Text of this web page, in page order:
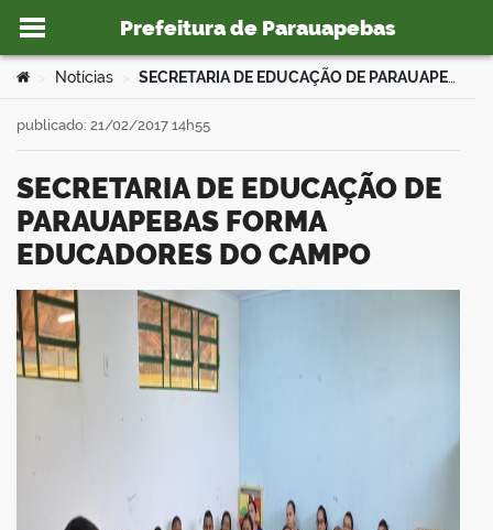
Ir para o conteúdo
Prefeitura de Parauapebas
portal
Você está aqui:
Notícias SECRETARIA DE EDUCAÇÃO DE PARAUAPEBAS FORMA EDUCADORES DO CAMPO
SECRETARIA DE EDUCAÇÃO DE
PARAUAPEBAS FORMA
EDUCADORES DO CAMPO
publicado: 21/02/2017 14h55